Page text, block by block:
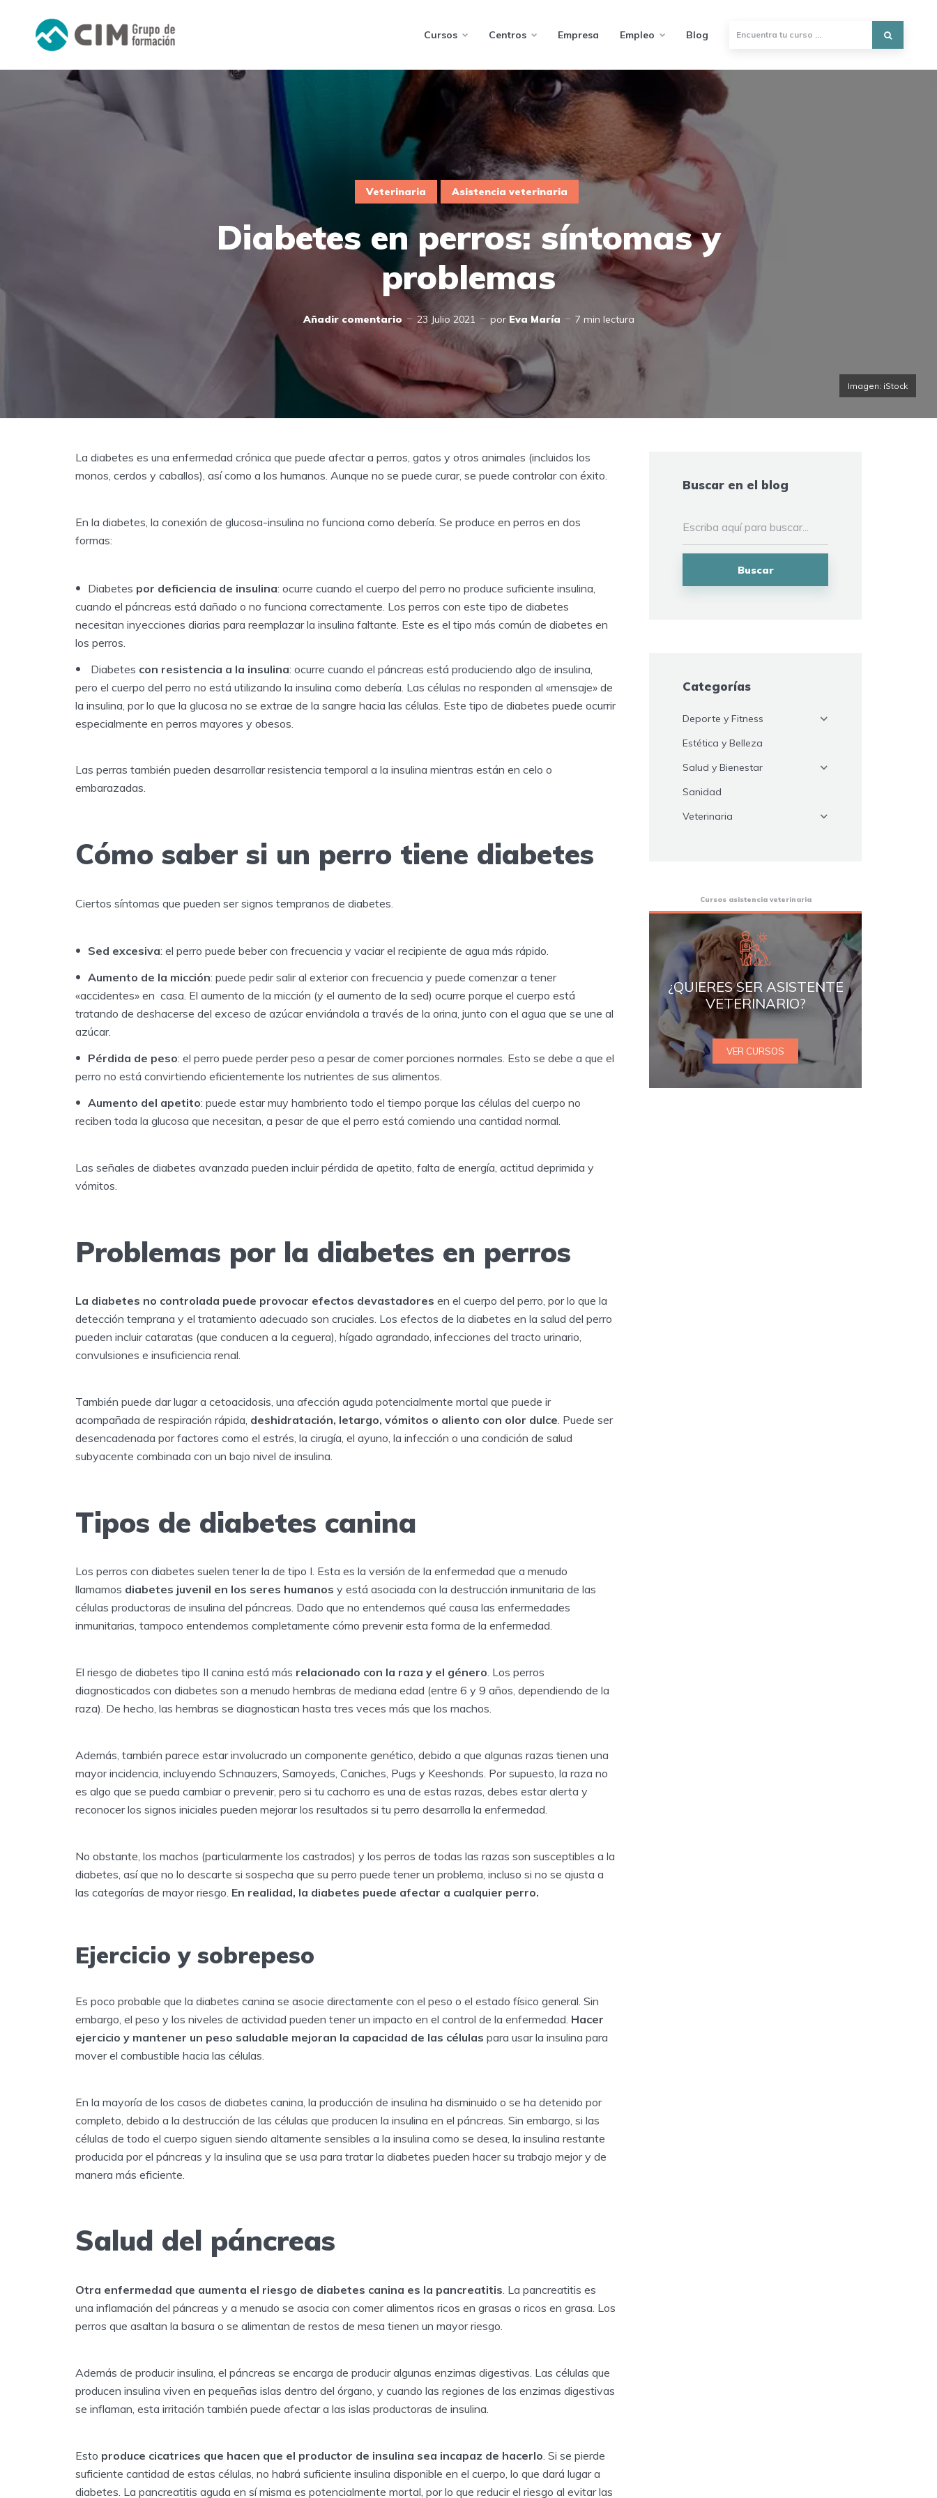
Cursos Centros Empresa Empleo Blog
Imagen: iStock
Veterinaria Asistencia veterinaria
Diabetes en perros: síntomas y
problemas
Añadir comentario 23 Julio 2021 por Eva María 7 min lectura
La diabetes es una enfermedad crónica que puede afectar a perros, gatos y otros animales (incluidos los
monos, cerdos y caballos), así como a los humanos. Aunque no se puede curar, se puede controlar con éxito.
En la diabetes, la conexión de glucosa-insulina no funciona como debería. Se produce en perros en dos
formas:
Diabetes por deficiencia de insulina: ocurre cuando el cuerpo del perro no produce suficiente insulina,
cuando el páncreas está dañado o no funciona correctamente. Los perros con este tipo de diabetes
necesitan inyecciones diarias para reemplazar la insulina faltante. Este es el tipo más común de diabetes en
los perros.
Diabetes con resistencia a la insulina: ocurre cuando el páncreas está produciendo algo de insulina,
pero el cuerpo del perro no está utilizando la insulina como debería. Las células no responden al «mensaje» de
la insulina, por lo que la glucosa no se extrae de la sangre hacia las células. Este tipo de diabetes puede ocurrir
especialmente en perros mayores y obesos.
Las perras también pueden desarrollar resistencia temporal a la insulina mientras están en celo o
embarazadas.
Cómo saber si un perro tiene diabetes
Ciertos síntomas que pueden ser signos tempranos de diabetes.
Sed excesiva: el perro puede beber con frecuencia y vaciar el recipiente de agua más rápido.
Aumento de la micción: puede pedir salir al exterior con frecuencia y puede comenzar a tener
«accidentes» en casa. El aumento de la micción (y el aumento de la sed) ocurre porque el cuerpo está
tratando de deshacerse del exceso de azúcar enviándola a través de la orina, junto con el agua que se une al
azúcar.
Pérdida de peso: el perro puede perder peso a pesar de comer porciones normales. Esto se debe a que el
perro no está convirtiendo eficientemente los nutrientes de sus alimentos.
Aumento del apetito: puede estar muy hambriento todo el tiempo porque las células del cuerpo no
reciben toda la glucosa que necesitan, a pesar de que el perro está comiendo una cantidad normal.
Las señales de diabetes avanzada pueden incluir pérdida de apetito, falta de energía, actitud deprimida y
vómitos.
Problemas por la diabetes en perros
La diabetes no controlada puede provocar efectos devastadores en el cuerpo del perro, por lo que la
detección temprana y el tratamiento adecuado son cruciales. Los efectos de la diabetes en la salud del perro
pueden incluir cataratas (que conducen a la ceguera), hígado agrandado, infecciones del tracto urinario,
convulsiones e insuficiencia renal.
También puede dar lugar a cetoacidosis, una afección aguda potencialmente mortal que puede ir
acompañada de respiración rápida, deshidratación, letargo, vómitos o aliento con olor dulce. Puede ser
desencadenada por factores como el estrés, la cirugía, el ayuno, la infección o una condición de salud
subyacente combinada con un bajo nivel de insulina.
Tipos de diabetes canina
Los perros con diabetes suelen tener la de tipo I. Esta es la versión de la enfermedad que a menudo
llamamos diabetes juvenil en los seres humanos y está asociada con la destrucción inmunitaria de las
células productoras de insulina del páncreas. Dado que no entendemos qué causa las enfermedades
inmunitarias, tampoco entendemos completamente cómo prevenir esta forma de la enfermedad.
El riesgo de diabetes tipo II canina está más relacionado con la raza y el género. Los perros
diagnosticados con diabetes son a menudo hembras de mediana edad (entre 6 y 9 años, dependiendo de la
raza). De hecho, las hembras se diagnostican hasta tres veces más que los machos.
Además, también parece estar involucrado un componente genético, debido a que algunas razas tienen una
mayor incidencia, incluyendo Schnauzers, Samoyeds, Caniches, Pugs y Keeshonds. Por supuesto, la raza no
es algo que se pueda cambiar o prevenir, pero si tu cachorro es una de estas razas, debes estar alerta y
reconocer los signos iniciales pueden mejorar los resultados si tu perro desarrolla la enfermedad.
No obstante, los machos (particularmente los castrados) y los perros de todas las razas son susceptibles a la
diabetes, así que no lo descarte si sospecha que su perro puede tener un problema, incluso si no se ajusta a
las categorías de mayor riesgo. En realidad, la diabetes puede afectar a cualquier perro.
Ejercicio y sobrepeso
Es poco probable que la diabetes canina se asocie directamente con el peso o el estado físico general. Sin
embargo, el peso y los niveles de actividad pueden tener un impacto en el control de la enfermedad. Hacer
ejercicio y mantener un peso saludable mejoran la capacidad de las células para usar la insulina para
mover el combustible hacia las células.
En la mayoría de los casos de diabetes canina, la producción de insulina ha disminuido o se ha detenido por
completo, debido a la destrucción de las células que producen la insulina en el páncreas. Sin embargo, si las
células de todo el cuerpo siguen siendo altamente sensibles a la insulina como se desea, la insulina restante
producida por el páncreas y la insulina que se usa para tratar la diabetes pueden hacer su trabajo mejor y de
manera más eficiente.
Salud del páncreas
Otra enfermedad que aumenta el riesgo de diabetes canina es la pancreatitis . La pancreatitis es
una inflamación del páncreas y a menudo se asocia con comer alimentos ricos en grasas o ricos en grasa. Los
perros que asaltan la basura o se alimentan de restos de mesa tienen un mayor riesgo.
Además de producir insulina, el páncreas se encarga de producir algunas enzimas digestivas. Las células que
producen insulina viven en pequeñas islas dentro del órgano, y cuando las regiones de las enzimas digestivas
se inflaman, esta irritación también puede afectar a las islas productoras de insulina.
Esto produce cicatrices que hacen que el productor de insulina sea incapaz de hacerlo . Si se pierde
suficiente cantidad de estas células, no habrá suficiente insulina disponible en el cuerpo, lo que dará lugar a
diabetes. La pancreatitis aguda en sí misma es potencialmente mortal, por lo que reducir el riesgo al evitar las
Buscar en el blog
Buscar
Categorías
Deporte y Fitness
Estética y Belleza
Salud y Bienestar
Sanidad
Veterinaria
Cursos asistencia veterinaria
¿QUIERES SER ASISTENTE
VETERINARIO?
VER CURSOS